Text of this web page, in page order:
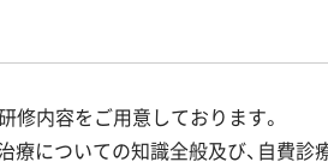
修内容をご用意しております。
療についての知識全般及び、自費